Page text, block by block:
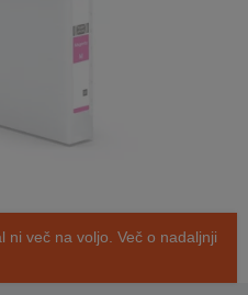
ni več na voljo. Več o nadaljnji